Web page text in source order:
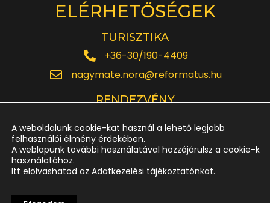
ELÉRHETŐSÉGEK
TURISZTIKA
+36-30/190-4409
nagymate.nora@reformatus.hu
RENDEZVÉNY
rendezveny.nagytemplom@reformatus.hu
+36-52/614-185
A weboldalunk cookie-kat használ a lehető legjobb
felhasználói élmény érdekében.
A weblapunk további használatával hozzájárulsz a cookie-k
használatához.
Itt elolvashatod az Adatkezelési tájékoztatónkat.